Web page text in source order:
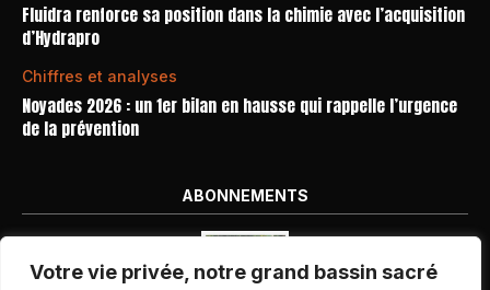
Votre vie privée, notre grand bassin sacré
Fluidra renforce sa position dans la chimie avec l’acquisition
d’Hydrapro
Chiffres et analyses
Noyades 2026 : un 1er bilan en hausse qui rappelle l’urgence
de la prévention
ABONNEMENTS